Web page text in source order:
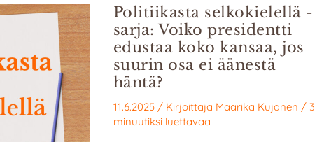
Politiikasta selkokielellä -
sarja: Voiko presidentti
edustaa koko kansaa, jos
suurin osa ei äänestä
häntä?
11.6.2025 / Kirjoittaja Maarika Kujanen / 3
minuutiksi luettavaa